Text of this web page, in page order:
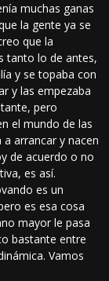
muchas ganas
la gente ya se
que la
tanto lo de antes,
y se topaba con
y las empezaba
pero
el mundo de las
arrancar y nacen
de acuerdo o no
es así.
es un
es esa cosa
mayor le pasa
bastante entre
Vamos